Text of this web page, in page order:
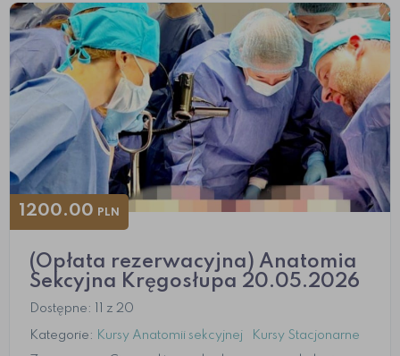
(Opłata rezerwacyjna) Anatomia
Sekcyjna Kręgosłupa 20.05.2026
Dostępne: 11 z 20
Kategorie: Kursy Anatomii sekcyjnej Kursy Stacjonarne
1200.00 PLN